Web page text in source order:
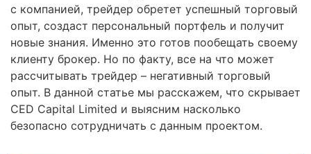
с компанией, трейдер обретет успешный торговый
опыт, создаст персональный портфель и получит
новые знания. Именно это готов пообещать своему
клиенту брокер. Но по факту, все на что может
рассчитывать трейдер – негативный торговый
опыт. В данной статье мы расскажем, что скрывает
CED Capital Limited и выясним насколько
безопасно сотрудничать с данным проектом.